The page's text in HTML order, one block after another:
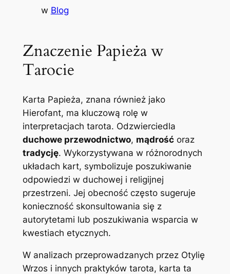
w Blog
Znaczenie Papieża w
Tarocie
Karta Papieża, znana również jako
Hierofant, ma kluczową rolę w
interpretacjach tarota. Odzwierciedla
duchowe przewodnictwo, mądrośćoraz
tradycję. Wykorzystywana w różnorodnych
układach kart, symbolizuje poszukiwanie
odpowiedzi w duchowej i religijnej
przestrzeni. Jej obecność często sugeruje
konieczność skonsultowania się z
autorytetami lub poszukiwania wsparcia w
kwestiach etycznych.
W analizach przeprowadzanych przez Otylię
Wrzos i innych praktyków tarota, karta ta